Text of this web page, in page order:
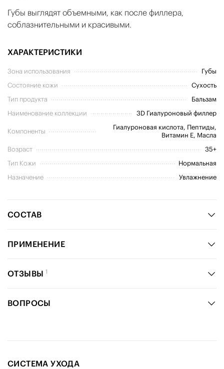
Губы выглядят объемными, как после филлера,
соблазнительными и красивыми.
ХАРАКТЕРИСТИКИ
Зона использования
Губы
Состояние кожи
Сухость
Тип продукта
Бальзам
Наименование коллекции
3D Гиалуроновый филлер
Компоненты
Гиалуроновая кислота, Пептиды,
Витамин E, Масла
Возраст
35+
Тип Кожи
Нормальная
Назначение
Увлажнение
СОСТАВ
ПРИМЕНЕНИЕ
ОТЗЫВЫ 1
ВОПРОСЫ
СИСТЕМА УХОДА